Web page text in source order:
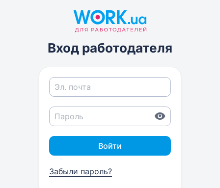
Вход работодателя
Войти
Забыли пароль?